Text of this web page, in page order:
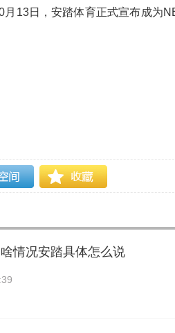
13日，安踏体育正式宣布成为
情况安踏具体怎么说